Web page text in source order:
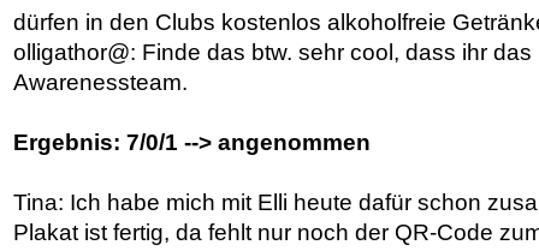
dürfen in den Clubs kostenlos alkoholfreie
olligathor@: Finde das btw. sehr cool, dass ihr das
Awarenessteam.
Ergebnis: 7/0/1 --> angenommen
Tina: Ich habe mich mit Elli heute dafür schon
Plakat ist fertig, da fehlt nur noch der QR-Code